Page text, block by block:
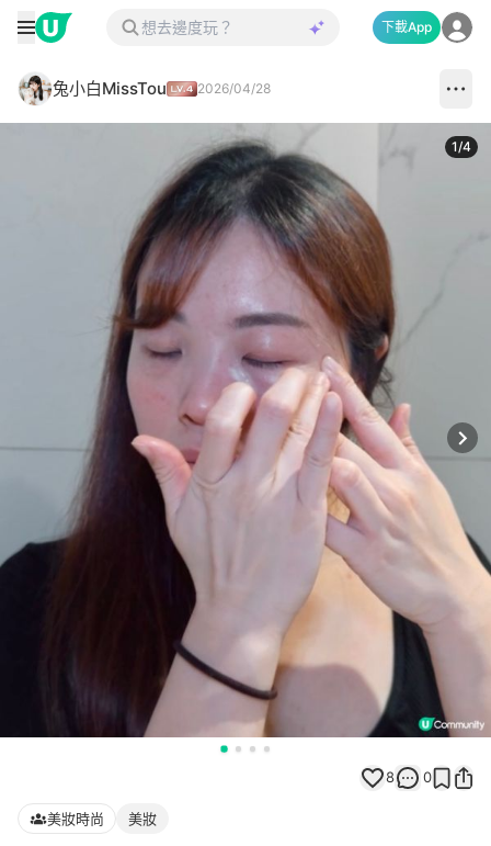
下載App
兔小白MissTou 2026/04/28
1/4
8 0
美妝時尚 美妝